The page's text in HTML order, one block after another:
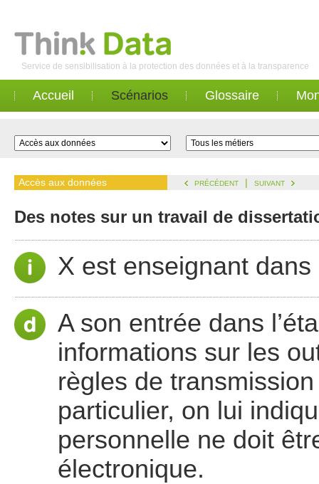
Service de sensibilisation à la protection des données et à la transparence
Accueil Scénarios Glossaire
Accès aux données PRÉCÉDENT | SUIVANT
Des notes sur un travail de
X est enseignant
A son entrée dans
informations sur les
règles de
particulier, on lui
personnelle ne doit
électronique.